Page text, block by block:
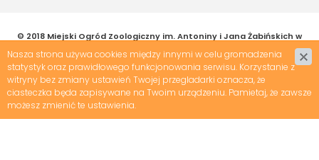
© 2018 Miejski Ogród Zoologiczny im. Antoniny i Jana Żabińskich w
Projekt & cms: www.zstudio.pl
Nasza strona używa cookies między innymi w celu gromadzenia
statystyk oraz prawidłowego funkcjonowania serwisu. Korzystanie z
witryny bez zmiany ustawień Twojej przegladarki oznacza, że
ciasteczka będa zapisywane na Twoim urządzeniu. Pamietaj, że zawsze
możesz zmienić te ustawienia.